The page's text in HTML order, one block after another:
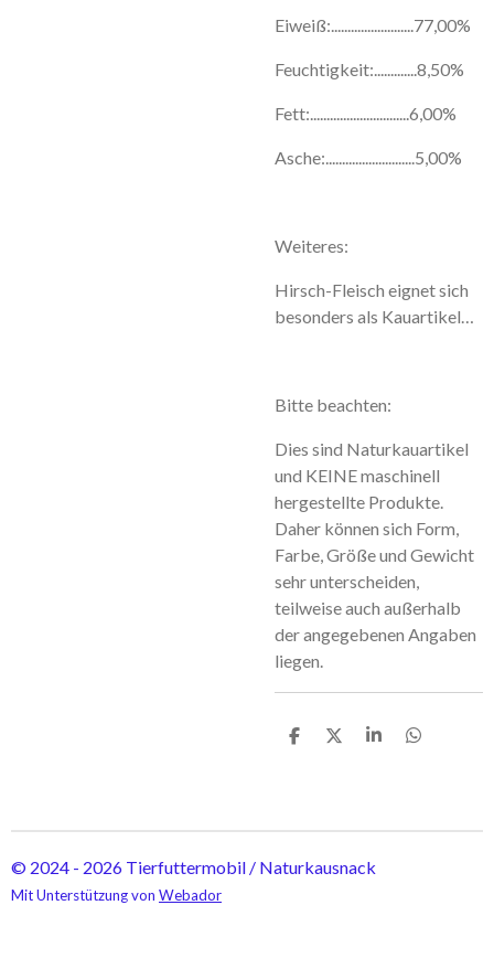
Eiweiß:.........................77,00%
Feuchtigkeit:.............8,50%
Fett:..............................6,00%
Asche:...........................5,00%
Weiteres:
Hirsch-Fleisch eignet sich
besonders als Kauartikel…
Bitte beachten:
Dies sind Naturkauartikel
und KEINE maschinell
hergestellte Produkte.
Daher können sich Form,
Farbe, Größe und Gewicht
sehr unterscheiden,
teilweise auch außerhalb
der angegebenen Angaben
liegen.
T
n
T
n
T
n
T
n
© 2024 - 2026 Tierfuttermobil / Naturkausnack
Mit Unterstützung von Webador